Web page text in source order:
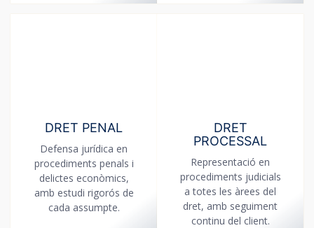
DRET PENAL
Defensa jurídica en
procediments penals i
delictes econòmics,
amb estudi rigorós de
cada assumpte.
DRET
PROCESSAL
Representació en
procediments judicials
a totes les àrees del
dret, amb seguiment
continu del client.